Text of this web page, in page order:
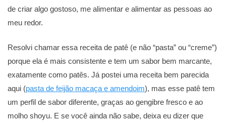
de criar algo gostoso, me alimentar e alimentar as pessoas ao
meu redor.
Resolvi chamar essa receita de patê (e não “pasta” ou “creme”)
porque ela é mais consistente e tem um sabor bem marcante,
exatamente como patês. Já postei uma receita bem parecida
aqui (pasta de feijão macaça e amendoim), mas esse patê tem
um perfil de sabor diferente, graças ao gengibre fresco e ao
molho shoyu. E se você ainda não sabe, deixa eu dizer que